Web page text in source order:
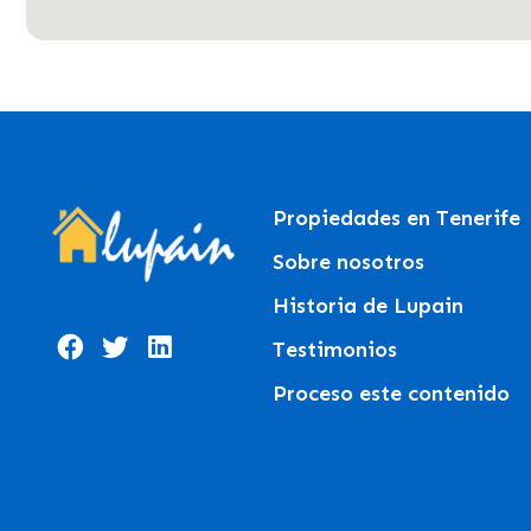
Propiedades en Tenerife
Sobre nosotros
Historia de Lupain
Testimonios
Proceso este contenido